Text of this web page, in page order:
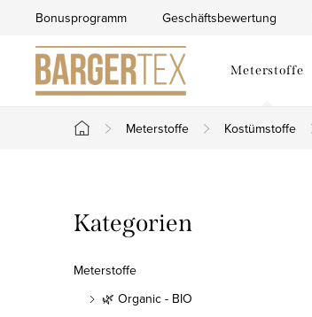
springen
Bonusprogramm Geschäftsbewertung
Meterstoffe
Startseite
Meterstoffe Kostümstoffe
e
i
Kategorien
überspringen
Kategorien
Meterstoffe
🌿 Organic - BIO